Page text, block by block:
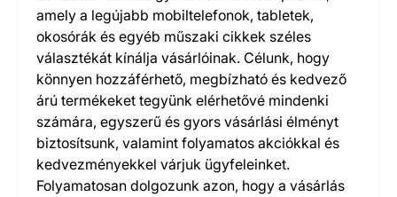
amely a legújabb mobiltelefonok, tabletek,
okosórák és egyéb műszaki cikkek széles
választékát kínálja vásárlóinak. Célunk, hogy
könnyen hozzáférhető, megbízható és kedvező
árú termékeket tegyünk elérhetővé mindenki
számára, egyszerű és gyors vásárlási élményt
biztosítsunk, valamint folyamatos akciókkal és
kedvezményekkel várjuk ügyfeleinket.
Folyamatosan dolgozunk azon, hogy a vásárlás